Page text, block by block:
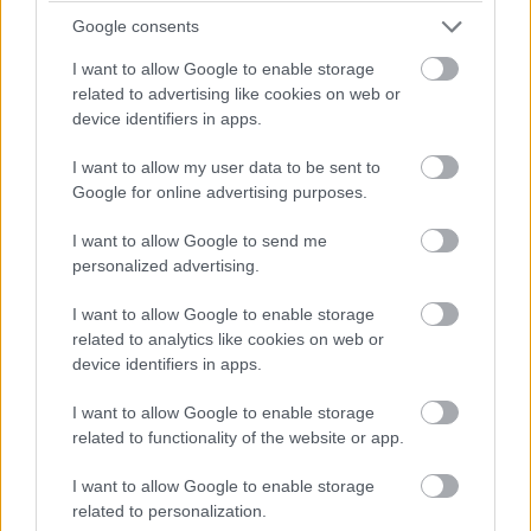
Google consents
I want to allow Google to enable storage
related to advertising like cookies on web or
device identifiers in apps.
I want to allow my user data to be sent to
Google for online advertising purposes.
I want to allow Google to send me
personalized advertising.
I want to allow Google to enable storage
related to analytics like cookies on web or
device identifiers in apps.
I want to allow Google to enable storage
related to functionality of the website or app.
I want to allow Google to enable storage
related to personalization.
Lindbladon. Verstappen viszont egyelőre messze a hetedik
helyen haladó Gaslytól.
Russell viszont fokozatosan közelít Piastrira, már csak fél
A visszajátszásból látszik, hogy Antonelli borzalmasan
visszafulladt a startnál és kiforogtak a kerekei, de a győzelmi
esélyeit legalább ennyire rontja, hogy körök óta nem boldogul
Verstappen vetődött be a hajtűben Lindblad mellé, feljött
nyolcadiknak a holland.